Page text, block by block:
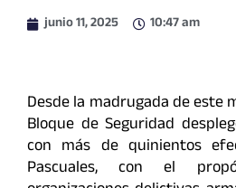
junio 11, 2025 10:47 am
Desde la madrugada de este
Bloque de Seguridad
con más de quinientos
Pascuales, con el